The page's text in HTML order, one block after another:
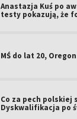
Anastazja Kuś po
testy pokazują, że
MŚ do lat 20,
Co za pech polskiej
Dyskwalifikacja po